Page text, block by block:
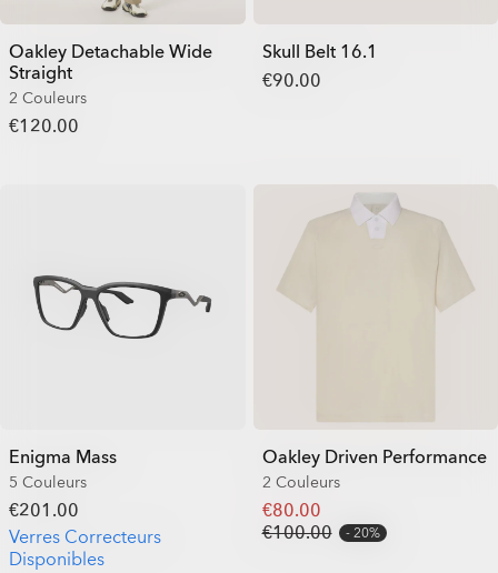
Oakley Detachable Wide
Straight
2 Couleurs
€120.00
Skull Belt 16.1
€90.00
Enigma Mass
5 Couleurs
€201.00
Verres Correcteurs
Disponibles
Oakley Driven Performance
2 Couleurs
€80.00
€100.00
20%